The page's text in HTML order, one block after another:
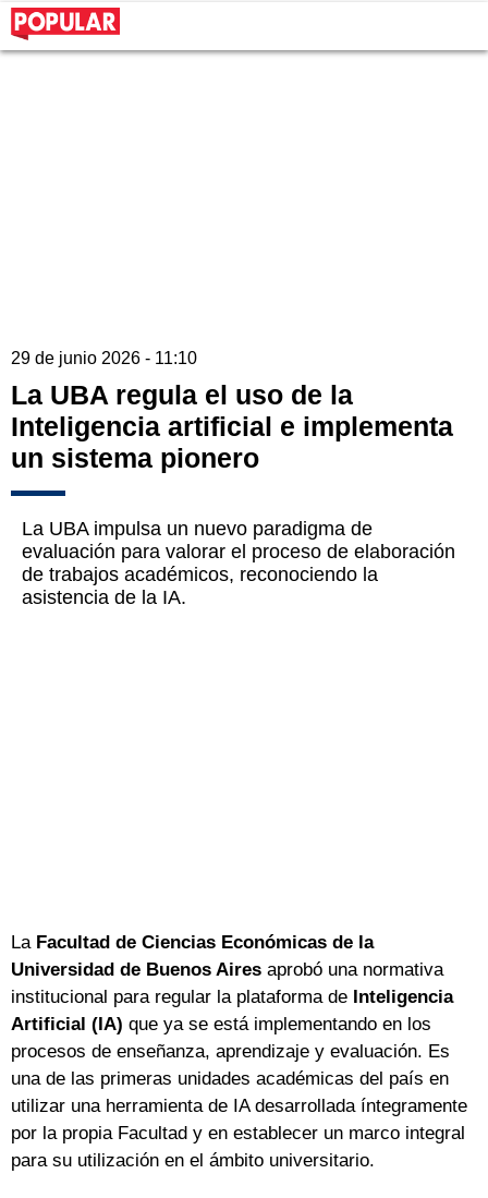
29 de junio 2026 - 11:10
La UBA regula el uso de la
Inteligencia artificial e implementa
un sistema pionero
La UBA impulsa un nuevo paradigma de
evaluación para valorar el proceso de elaboración
de trabajos académicos, reconociendo la
asistencia de la IA.
La Facultad de Ciencias Económicas de la
Universidad de Buenos Aires aprobó una normativa
institucional para regular la plataforma de Inteligencia
Artificial (IA) que ya se está implementando en los
procesos de enseñanza, aprendizaje y evaluación. Es
una de las primeras unidades académicas del país en
utilizar una herramienta de IA desarrollada íntegramente
por la propia Facultad y en establecer un marco integral
para su utilización en el ámbito universitario.